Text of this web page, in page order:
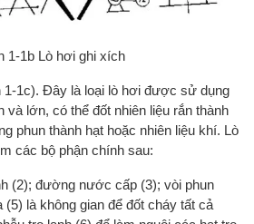
1-1b Lò hơi ghi xích
1-1c). Đây là loại lò hơi được sử dụng
và lớn, có thể đốt nhiên liệu rắn thành
phun thành hạt hoặc nhiên liệu khí. Lò
các bộ phận chính sau:
(2); đường nước cấp (3); vòi phun
(5) là không gian để đốt cháy tất cả